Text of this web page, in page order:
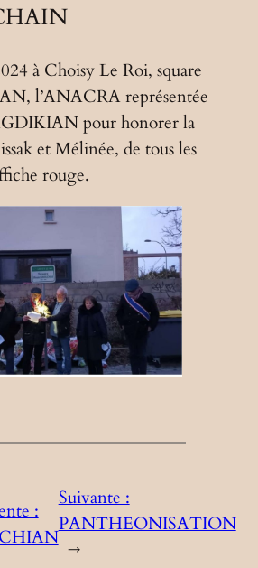
à Choisy Le Roi, square
l’ANACRA représentée
pour honorer la
et Mélinée, de tous les
rouge.
:
Suivante :
PANTHEONISATION
→